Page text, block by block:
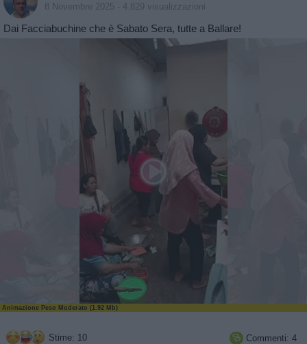
8 Novembre 2025 - 4.829 visualizzazioni
Dai Facciabuchine che è Sabato Sera, tutte a Ballare!
Animazione Peso Moderato (1.92 Mb)
Stime: 10  Commenti: 4